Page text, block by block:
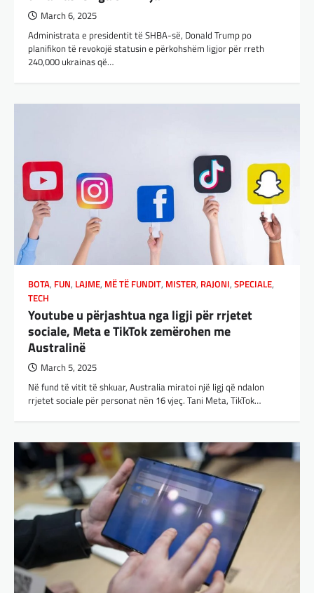
March 6, 2025
Administrata e presidentit të SHBA-së, Donald Trump po
planifikon të revokojë statusin e përkohshëm ligjor për rreth
240,000 ukrainas që…
BOTA, FUN, LAJME, MË TË FUNDIT, MISTER, RAJONI, SPECIALE,
TECH
Youtube u përjashtua nga ligji për rrjetet
sociale, Meta e TikTok zemërohen me
Australinë
March 5, 2025
Në fund të vitit të shkuar, Australia miratoi një ligj që ndalon
rrjetet sociale për personat nën 16 vjeç. Tani Meta, TikTok…